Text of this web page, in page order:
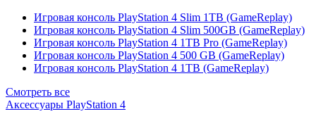
Игровая консоль PlayStation 4 Slim 1TB (GameReplay)
Игровая консоль PlayStation 4 Slim 500GB (GameReplay)
Игровая консоль PlayStation 4 1TB Pro (GameReplay)
Игровая консоль PlayStation 4 500 GB (GameReplay)
Игровая консоль PlayStation 4 1TB (GameReplay)
Смотреть все
Аксессуары PlayStation 4